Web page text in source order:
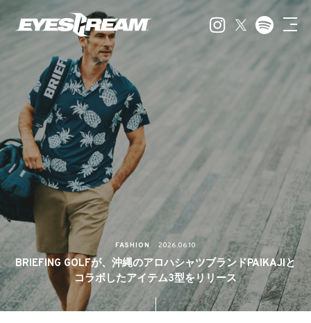
FASHION 2026.06.10
BRIEFING GOLFが、沖縄のアロハシャツブランドPAIKAJIと
コラボしたアイテム3型をリリース